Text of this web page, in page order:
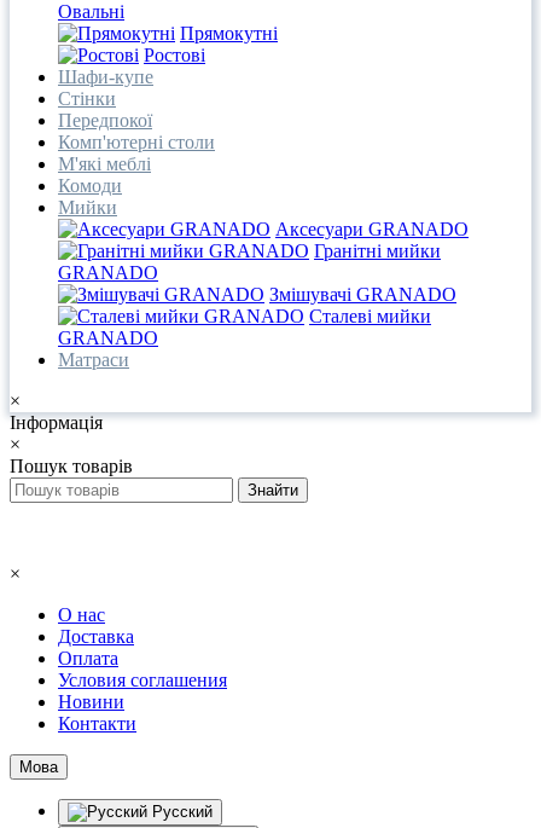
Овальні
Прямокутні
Ростові
Шафи-купе
Стінки
Передпокої
Комп'ютерні столи
М'які меблі
Комоди
Мийки
Аксесуари GRANADO
Гранітні мийки
GRANADO
Змішувачі GRANADO
Сталеві мийки
GRANADO
Матраси
×
Інформація
×
Пошук товарів
×
О нас
Доставка
Оплата
Условия соглашения
Новини
Контакти
Мова
Русский